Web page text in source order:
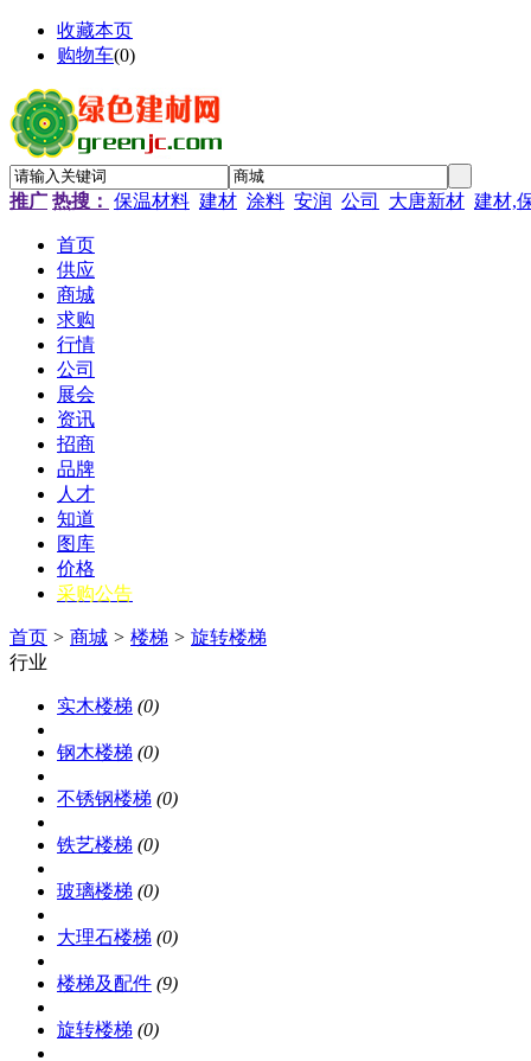
收藏本页
购物车(0)
推广 热搜： 保温材料 建材 涂料 安润 公司 大唐新材 建材,
首页
供应
商城
求购
行情
公司
展会
资讯
招商
品牌
人才
知道
图库
价格
采购公告
首页 > 商城 > 楼梯 > 旋转楼梯
行业
实木楼梯 (0)
钢木楼梯 (0)
不锈钢楼梯 (0)
铁艺楼梯 (0)
玻璃楼梯 (0)
大理石楼梯 (0)
楼梯及配件 (9)
旋转楼梯 (0)